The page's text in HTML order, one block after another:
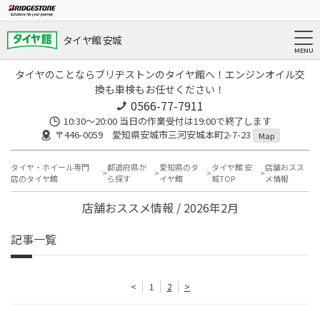
タイヤ館 安城
タイヤのことならブリヂストンのタイヤ館へ！エンジンオイル交
換も車検もお任せください！
0566-77-7911
10:30〜20:00 当日の作業受付は19:00で終了します
〒446-0059 愛知県安城市三河安城本町2-7-23
Map
タイヤ・ホイール専門
店のタイヤ館
都道府県か
ら探す
愛知県のタ
イヤ館
タイヤ館 安
城TOP
店舗おスス
メ情報
店舗おススメ情報 / 2026年2月
記事一覧
< 1 2 >